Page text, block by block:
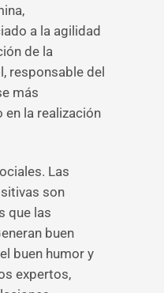
a la agilidad
de la
responsable del
más
la realización
Las
son
que las
buen
buen humor y
expertos,